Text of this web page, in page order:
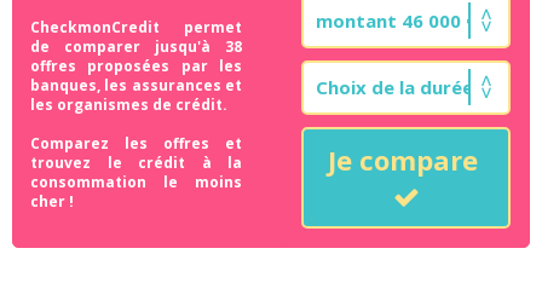
CheckmonCredit permet
de comparer jusqu'à 38
offres proposées par les
banques, les assurances et
les organismes de crédit.
Comparez les offres et
trouvez le crédit à la
consommation le moins
cher !
Je compare